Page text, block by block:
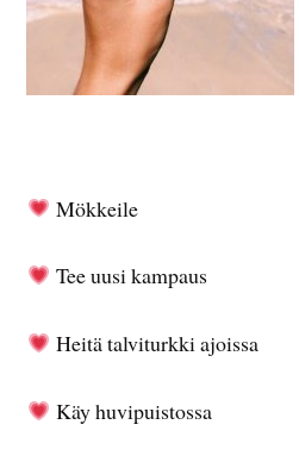
Mökkeile
Tee uusi kampaus
Heitä talviturkki ajoissa
Käy huvipuistossa